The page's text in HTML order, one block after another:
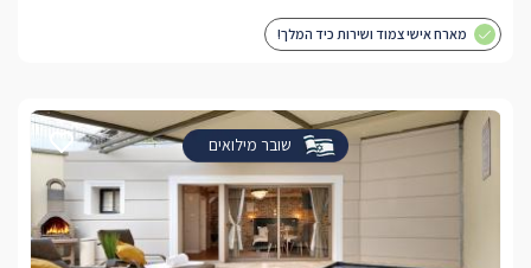
מארח אישי צמוד ושירות כיד המלך!
שובר מילואים